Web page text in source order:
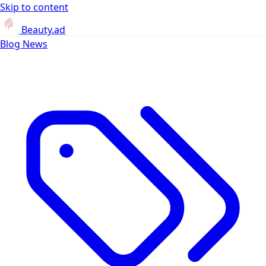
Skip to content
Beauty.ad
Blog News